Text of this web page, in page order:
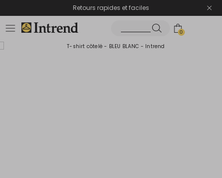
Retours rapides et faciles
0